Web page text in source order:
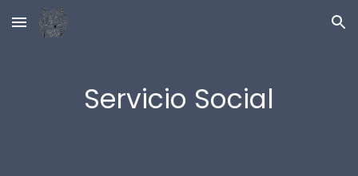
Skip to main content Skip to navigation
Servicio Social